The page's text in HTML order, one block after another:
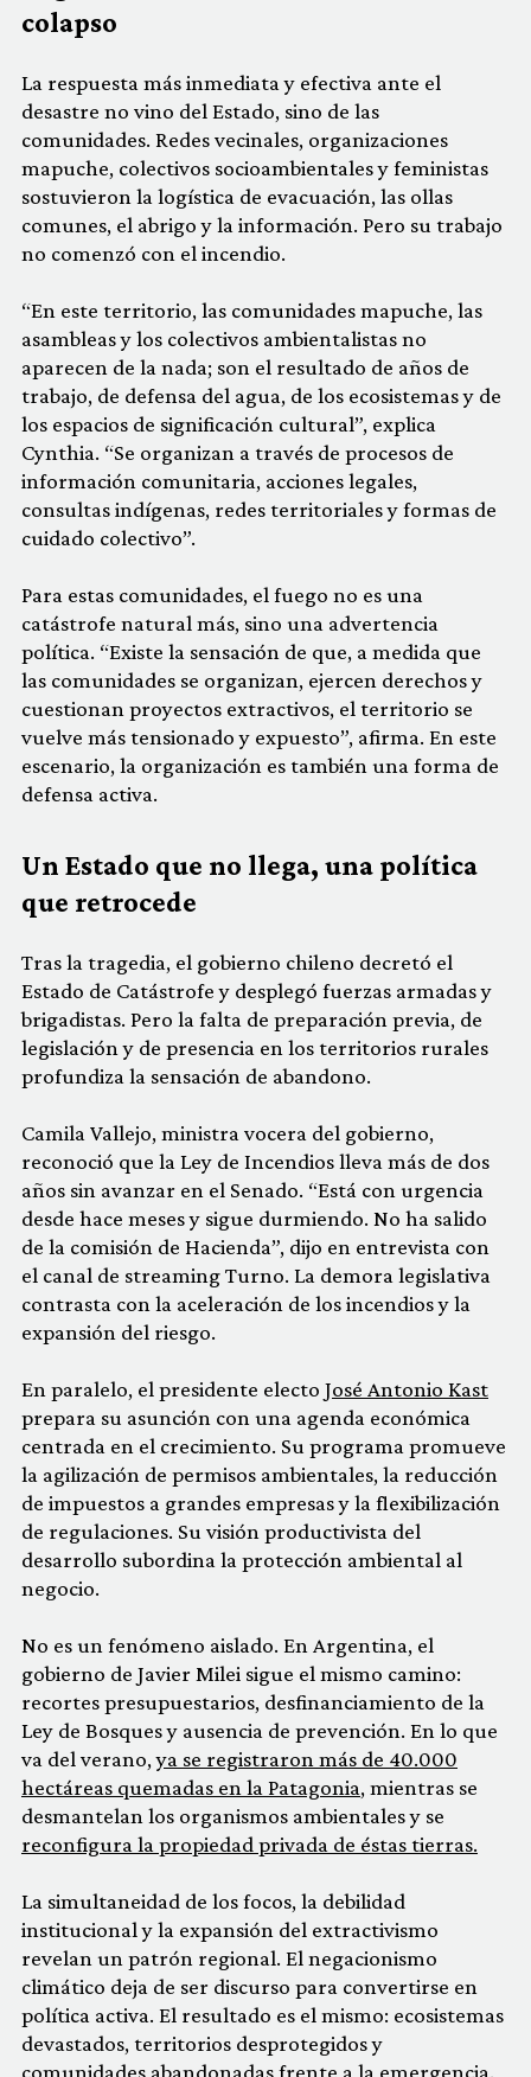
colapso
La respuesta más inmediata y efectiva ante el
desastre no vino del Estado, sino de las
comunidades. Redes vecinales, organizaciones
mapuche, colectivos socioambientales y feministas
sostuvieron la logística de evacuación, las ollas
comunes, el abrigo y la información. Pero su trabajo
no comenzó con el incendio.
“En este territorio, las comunidades mapuche, las
asambleas y los colectivos ambientalistas no
aparecen de la nada; son el resultado de años de
trabajo, de defensa del agua, de los ecosistemas y de
los espacios de significación cultural”, explica
Cynthia. “Se organizan a través de procesos de
información comunitaria, acciones legales,
consultas indígenas, redes territoriales y formas de
cuidado colectivo”.
Para estas comunidades, el fuego no es una
catástrofe natural más, sino una advertencia
política. “Existe la sensación de que, a medida que
las comunidades se organizan, ejercen derechos y
cuestionan proyectos extractivos, el territorio se
vuelve más tensionado y expuesto”, afirma. En este
escenario, la organización es también una forma de
defensa activa.
Un Estado que no llega, una política
que retrocede
Tras la tragedia, el gobierno chileno decretó el
Estado de Catástrofe y desplegó fuerzas armadas y
brigadistas. Pero la falta de preparación previa, de
legislación y de presencia en los territorios rurales
profundiza la sensación de abandono.
Camila Vallejo, ministra vocera del gobierno,
reconoció que la Ley de Incendios lleva más de dos
años sin avanzar en el Senado. “Está con urgencia
desde hace meses y sigue durmiendo. No ha salido
de la comisión de Hacienda”, dijo en entrevista con
el canal de streaming Turno. La demora legislativa
contrasta con la aceleración de los incendios y la
expansión del riesgo.
En paralelo, el presidente electo José Antonio Kast
prepara su asunción con una agenda económica
centrada en el crecimiento. Su programa promueve
la agilización de permisos ambientales, la reducción
de impuestos a grandes empresas y la flexibilización
de regulaciones. Su visión productivista del
desarrollo subordina la protección ambiental al
negocio.
No es un fenómeno aislado. En Argentina, el
gobierno de Javier Milei sigue el mismo camino:
recortes presupuestarios, desfinanciamiento de la
Ley de Bosques y ausencia de prevención. En lo que
va del verano,ya se registraron más de 40.000
hectáreas quemadas en la Patagonia, mientras se
desmantelan los organismos ambientales y se
reconfigura la propiedad privada de éstas tierras.
La simultaneidad de los focos, la debilidad
institucional y la expansión del extractivismo
revelan un patrón regional. El negacionismo
climático deja de ser discurso para convertirse en
política activa. El resultado es el mismo: ecosistemas
devastados, territorios desprotegidos y
comunidades abandonadas frente a la emergencia.